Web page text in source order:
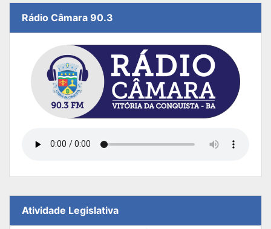
Rádio Câmara 90.3
Atividade Legislativa